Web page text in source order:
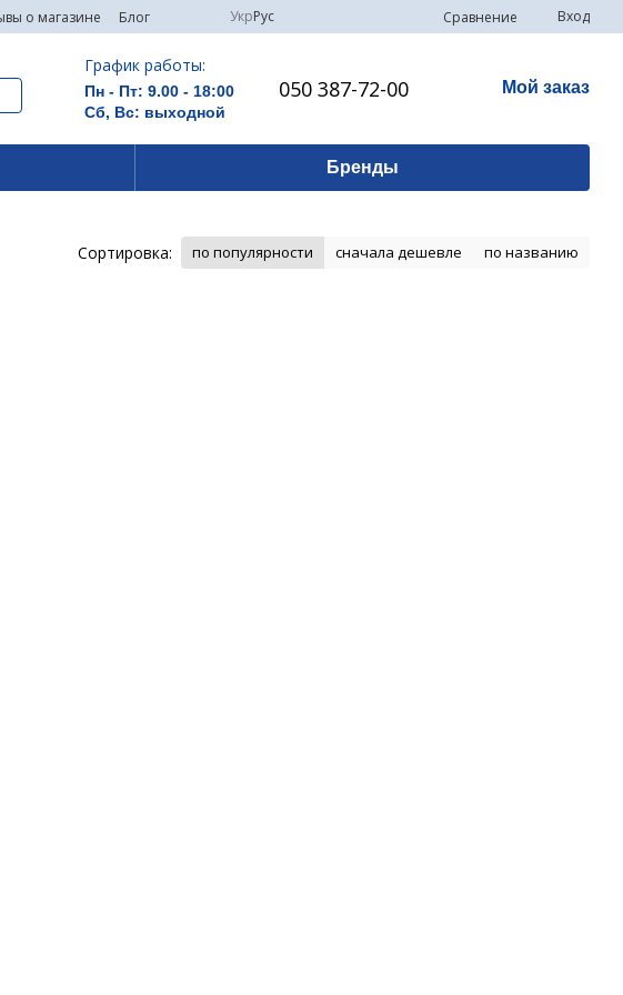
о магазине Блог УкрРус Сравнение Вход
График работы:
Пн - Пт: 9.00 - 18:00
Сб, Вс: выходной
050 387-72-00 Мой заказ
Бренды
Сортировка: по популярности сначала дешевле по названию